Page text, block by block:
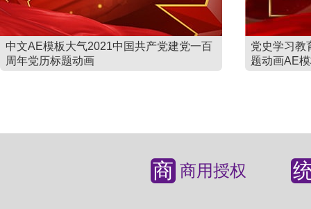
中文AE模板大气2021中国共产党建党一百
周年党历标题动画
党史学习教
题动画AE
商 商用授权